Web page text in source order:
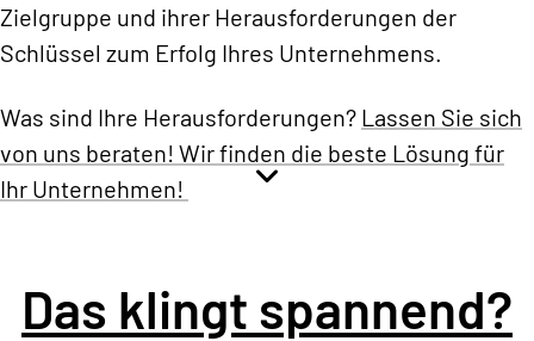
Zielgruppe und ihrer Herausforderungen der
Schlüssel zum Erfolg Ihres Unternehmens.
Was sind Ihre Herausforderungen? Lassen Sie sich
von uns beraten! Wir finden die beste Lösung für
Ihr Unternehmen!
Das klingt spannend?